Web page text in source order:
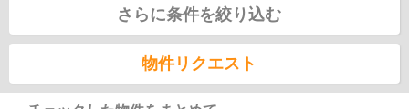
さらに条件を絞り込む
物件リクエスト